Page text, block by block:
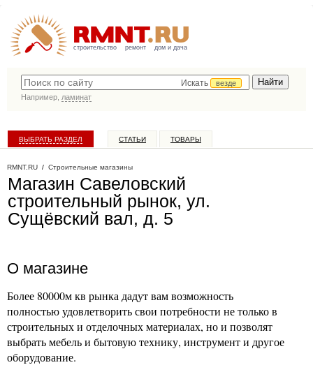
строительство ремонт дом и дача
Искать
везде
Например, ламинат
ВЫБРАТЬ РАЗДЕЛ СТАТЬИ ТОВАРЫ
RMNT.RU / Строительные магазины
Магазин Савеловский
строительный рынок, ул.
Сущёвский вал, д. 5
О магазине
Более 80000м кв рынка дадут вам возможность
полностью удовлетворить свои потребности не только в
строительных и отделочных материалах, но и позволят
выбрать мебель и бытовую технику, инструмент и другое
оборудование.